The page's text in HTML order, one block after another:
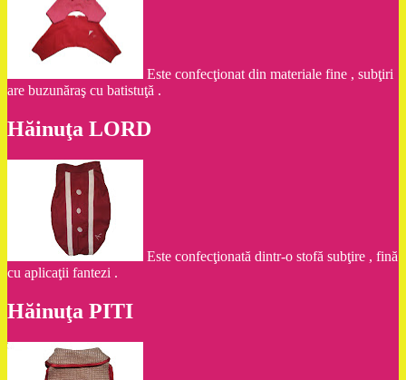
Este confecţionat din materiale fine , subţiri
are buzunăraş cu batistuţă .
Hăinuţa LORD
Este confecţionată dintr-o stofă subţire , fină
cu aplicaţii fantezi .
Hăinuţa PITI